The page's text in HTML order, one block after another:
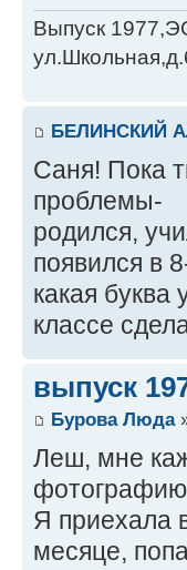
Выпуск
БЕЛИНСКИЙ
Саня! Пока
проблемы-
родился,
появился в
какая
классе
выпуск
Бурова Люда
Леш, мне
Я приехала
месяце,